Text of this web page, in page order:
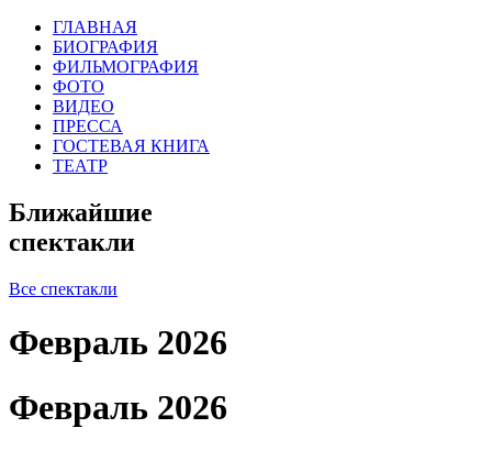
ГЛАВНАЯ
БИОГРАФИЯ
ФИЛЬМОГРАФИЯ
ФОТО
ВИДЕО
ПРЕССА
ГОСТЕВАЯ КНИГА
ТЕАТР
Ближайшие
спектакли
Все спектакли
Февраль 2026
Февраль 2026